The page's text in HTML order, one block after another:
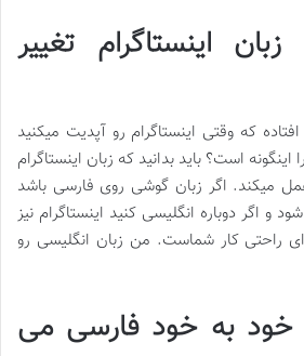
اینستاگرام تغییر
که وقتی اینستاگرام رو آپدیت میکنید
است؟ باید بدانید که زبان اینستاگرام
میکند. اگر زبان گوشی روی فارسی باشد
و اگر دوباره انگلیسی کنید اینستاگرام نیز
راحتی کار شماست. من زبان انگلیسی رو
خود به خود فارسی می